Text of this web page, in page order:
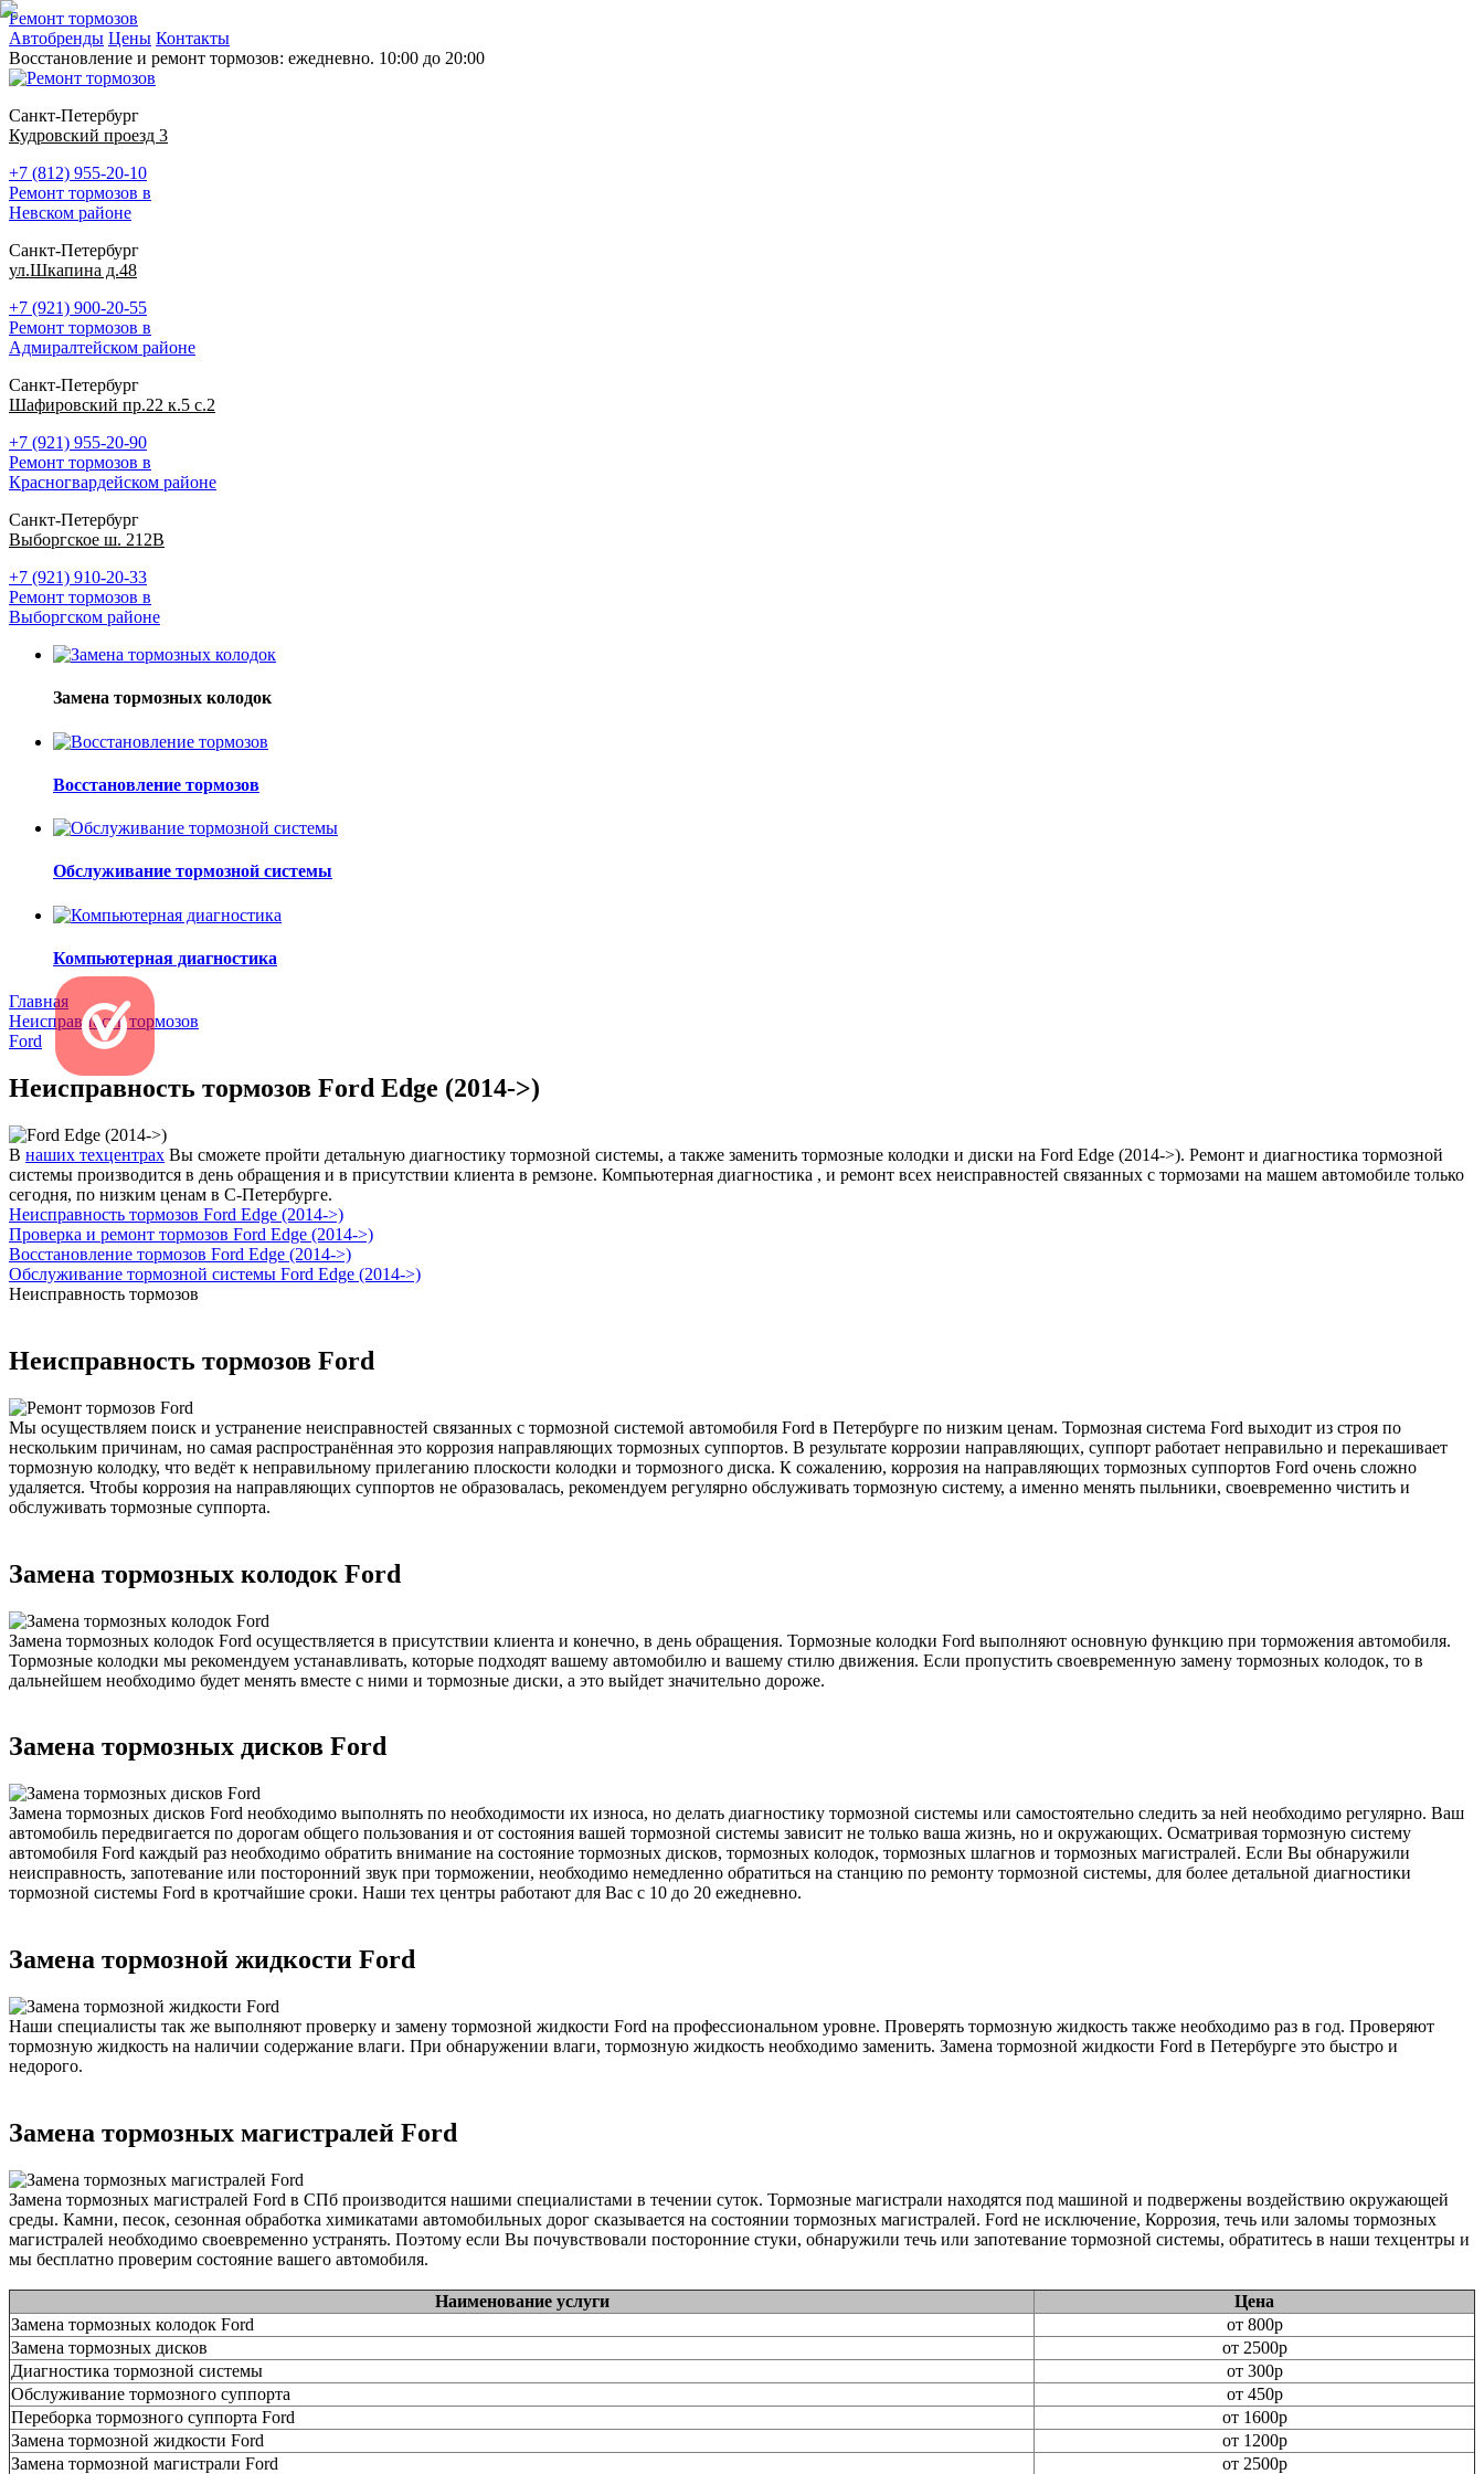
Ремонт тормозов
Автобренды Цены Контакты
Восстановление и ремонт тормозов: ежедневно. 10:00 до 20:00
Санкт-Петербург
Кудровский проезд 3
+7 (812) 955-20-10
Ремонт тормозов в
Невском районе
Санкт-Петербург
ул.Шкапина д.48
+7 (921) 900-20-55
Ремонт тормозов в
Адмиралтейском районе
Санкт-Петербург
Шафировский пр.22 к.5 с.2
+7 (921) 955-20-90
Ремонт тормозов в
Красногвардейском районе
Санкт-Петербург
Выборгское ш. 212В
+7 (921) 910-20-33
Ремонт тормозов в
Выборгском районе
Замена тормозных колодок
Восстановление тормозов
Обслуживание тормозной системы
Компьютерная диагностика
Главная
Неисправность тормозов
Ford
Неисправность тормозов Ford Edge (2014->)
В наших техцентрах Вы сможете пройти детальную диагностику тормозной системы, а также заменить тормозные колодки и диски на Ford Edge (2014->). Ремонт и диагностика тормозной
системы производится в день обращения и в присутствии клиента в ремзоне. Компьютерная диагностика , и ремонт всех неисправностей связанных с тормозами на машем автомобиле только
сегодня, по низким ценам в С-Петербурге.
Неисправность тормозов Ford Edge (2014->)
Проверка и ремонт тормозов Ford Edge (2014->)
Восстановление тормозов Ford Edge (2014->)
Обслуживание тормозной системы Ford Edge (2014->)
Неисправность тормозов
Неисправность тормозов Ford
Мы осуществляем поиск и устранение неисправностей связанных с тормозной системой автомобиля Ford в Петербурге по низким ценам. Тормозная система Ford выходит из строя по
нескольким причинам, но самая распространённая это коррозия направляющих тормозных суппортов. В результате коррозии направляющих, суппорт работает неправильно и перекашивает
тормозную колодку, что ведёт к неправильному прилеганию плоскости колодки и тормозного диска. К сожалению, коррозия на направляющих тормозных суппортов Ford очень сложно
удаляется. Чтобы коррозия на направляющих суппортов не образовалась, рекомендуем регулярно обслуживать тормозную систему, а именно менять пыльники, своевременно чистить и
обслуживать тормозные суппорта.
Замена тормозных колодок Ford
Замена тормозных колодок Ford осуществляется в присутствии клиента и конечно, в день обращения. Тормозные колодки Ford выполняют основную функцию при торможения автомобиля.
Тормозные колодки мы рекомендуем устанавливать, которые подходят вашему автомобилю и вашему стилю движения. Если пропустить своевременную замену тормозных колодок, то в
дальнейшем необходимо будет менять вместе с ними и тормозные диски, а это выйдет значительно дороже.
Замена тормозных дисков Ford
Замена тормозных дисков Ford необходимо выполнять по необходимости их износа, но делать диагностику тормозной системы или самостоятельно следить за ней необходимо регулярно. Ваш
автомобиль передвигается по дорогам общего пользования и от состояния вашей тормозной системы зависит не только ваша жизнь, но и окружающих. Осматривая тормозную систему
автомобиля Ford каждый раз необходимо обратить внимание на состояние тормозных дисков, тормозных колодок, тормозных шлагнов и тормозных магистралей. Если Вы обнаружили
неисправность, запотевание или посторонний звук при торможении, необходимо немедленно обратиться на станцию по ремонту тормозной системы, для более детальной диагностики
тормозной системы Ford в кротчайшие сроки. Наши тех центры работают для Вас с 10 до 20 ежедневно.
Замена тормозной жидкости Ford
Наши специалисты так же выполняют проверку и замену тормозной жидкости Ford на профессиональном уровне. Проверять тормозную жидкость также необходимо раз в год. Проверяют
тормозную жидкость на наличии содержание влаги. При обнаружении влаги, тормозную жидкость необходимо заменить. Замена тормозной жидкости Ford в Петербурге это быстро и
недорого.
Замена тормозных магистралей Ford
Замена тормозных магистралей Ford в СПб производится нашими специалистами в течении суток. Тормозные магистрали находятся под машиной и подвержены воздействию окружающей
среды. Камни, песок, сезонная обработка химикатами автомобильных дорог сказывается на состоянии тормозных магистралей. Ford не исключение, Коррозия, течь или заломы тормозных
магистралей необходимо своевременно устранять. Поэтому если Вы почувствовали посторонние стуки, обнаружили течь или запотевание тормозной системы, обратитесь в наши техцентры и
мы бесплатно проверим состояние вашего автомобиля.
Наименование услуги
Цена
Замена тормозных колодок Ford
от 800р
Замена тормозных дисков
от 2500р
Диагностика тормозной системы
от 300р
Обслуживание тормозного суппорта
от 450р
Переборка тормозного суппорта Ford
от 1600р
Замена тормозной жидкости Ford
от 1200р
Замена тормозной магистрали Ford
от 2500р